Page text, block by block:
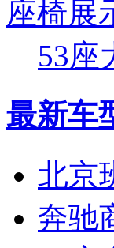
53座
最新车
北京
奔驰